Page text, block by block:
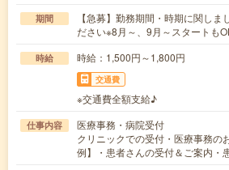
期間
【急募】勤務期間・時期に関しま
ださい※8月～、9月～スタートも
時給 時給：1,500円～1,800円
交通費
※交通費全額支給♪
仕事内容
医療事務・病院受付
クリニックでの受付・医療事務の
例】・患者さんの受付＆ご案内・